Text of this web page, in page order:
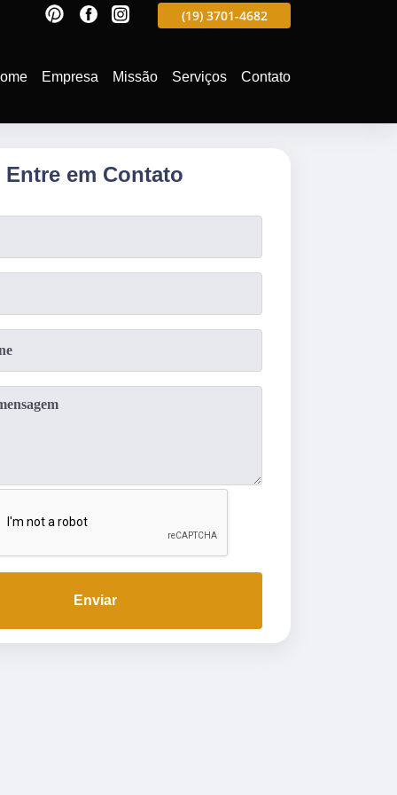
(19) 3701-4988 (19) 3701-4682
Empresa Missão Serviços Contato
Entre em Contato
Enviar